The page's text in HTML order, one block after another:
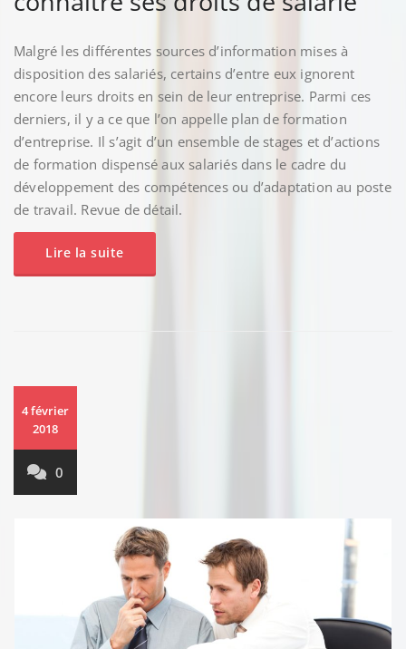
Malgré les différentes sources d’information mises à
disposition des salariés, certains d’entre eux ignorent
encore leurs droits en sein de leur entreprise. Parmi ces
derniers, il y a ce que l’on appelle plan de formation
d’entreprise. Il s’agit d’un ensemble de stages et d’actions
de formation dispensé aux salariés dans le cadre du
développement des compétences ou d’adaptation au poste
de travail. Revue de détail.
Lire la suite
4 février
2018
0